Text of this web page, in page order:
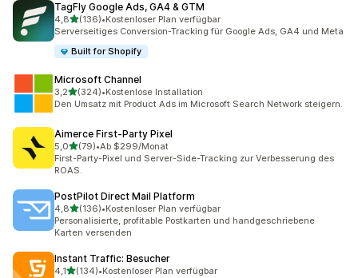
TagFly Google Ads, GA4 & GTM
4,8von 5 Sternen
(136)
136 Rezensionen insgesamt
•Kostenloser Plan verfügbar
Serverseitiges Conversion-Tracking für Google Ads, GA4 und Meta
Built for Shopify
Microsoft Channel
3,2von 5 Sternen
(324)
324 Rezensionen insgesamt
•Kostenlose Installation
Den Umsatz mit Product Ads im Microsoft Search Network steigern.
Aimerce First‑Party Pixel
5,0von 5 Sternen
(79)
79 Rezensionen insgesamt
•Ab $299/Monat
First-Party-Pixel und Server-Side-Tracking zur Verbesserung des
ROAS.
PostPilot Direct Mail Platform
4,8von 5 Sternen
(136)
136 Rezensionen insgesamt
•Kostenloser Plan verfügbar
Personalisierte, profitable Postkarten und handgeschriebene
Karten versenden
Instant Traffic: Besucher
4,1von 5 Sternen
(134)
134 Rezensionen insgesamt
•Kostenloser Plan verfügbar